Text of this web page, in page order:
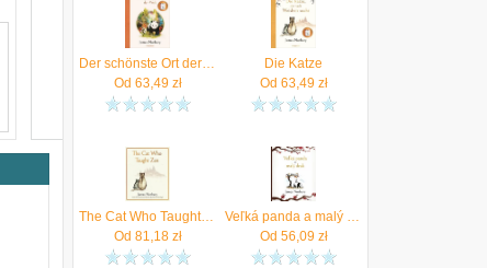
Der schönste Ort der Welt Norbury, James
Od 63,49 zł
Die Katze
Od 63,49 zł
The Cat Who Taught Zen
Od 81,18zł
Veľká panda a malý drak, 2. vydanie Norbury, James
Od 56,09 zł